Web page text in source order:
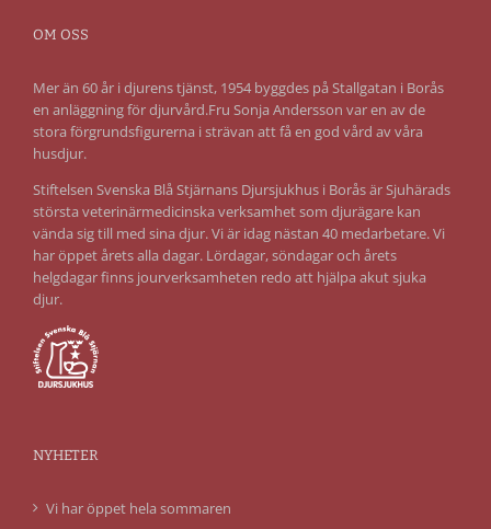
OM OSS
Mer än 60 år i djurens tjänst, 1954 byggdes på Stallgatan i Borås
en anläggning för djurvård.Fru Sonja Andersson var en av de
stora förgrundsfigurerna i strävan att få en god vård av våra
husdjur.
Stiftelsen Svenska Blå Stjärnans Djursjukhus i Borås är Sjuhärads
största veterinärmedicinska verksamhet som djurägare kan
vända sig till med sina djur. Vi är idag nästan 40 medarbetare. Vi
har öppet årets alla dagar. Lördagar, söndagar och årets
helgdagar finns jourverksamheten redo att hjälpa akut sjuka
djur.
NYHETER
Vi har öppet hela sommaren